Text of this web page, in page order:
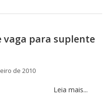
vaga para suplente
de 2010
Leia mais...